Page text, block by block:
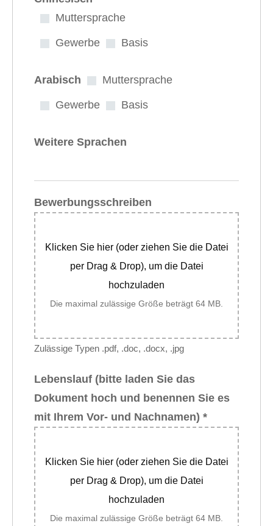
Muttersprache
Gewerbe Basis
Arabisch Muttersprache
Gewerbe Basis
Weitere Sprachen
Bewerbungsschreiben
Klicken Sie hier (oder ziehen Sie die Datei
per Drag & Drop), um die Datei
hochzuladen
Die maximal zulässige Größe beträgt 64 MB.
Zulässige Typen .pdf, .doc, .docx, .jpg
Lebenslauf (bitte laden Sie das
Dokument hoch und benennen Sie es
mit Ihrem Vor- und Nachnamen) *
Klicken Sie hier (oder ziehen Sie die Datei
per Drag & Drop), um die Datei
hochzuladen
Die maximal zulässige Größe beträgt 64 MB.